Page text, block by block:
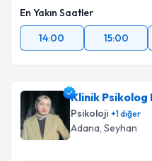
En Yakın Saatler
14:00
15:00
Klinik
Psikoloji +1diğer
Adana, Seyhan